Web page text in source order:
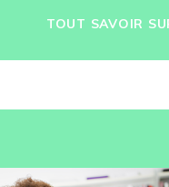
TOUT SAVOIR